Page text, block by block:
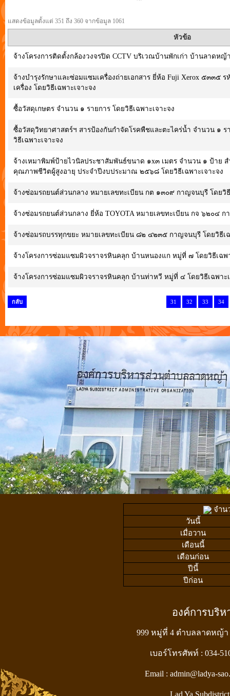
แสดงข้อมูลตั้งแต่ 351 ถึง 360 จากข้อมูล 1061
หัวข้อ
จ้างโครงการติดตั้งกล้องวงจรปิด CCTV บริเวณบ้านพักเก่า บ้านลาดหญ้
จ้างบำรุงรักษาและซ่อมแซมเครื่องถ่ายเอกสาร ยี่ห้อ Fuji Xerox ๕๓๓
เครื่อง โดยวิธีเฉพาะเจาะจง
ซื้อวัสดุเกษตร จำนวน ๑ รายการ โดยวิธีเฉพาะเจาะจง
ซื้อวัสดุวิทยาศาสตร์ฯ สารป้องกันกำจัดโรคพืชและตะไคร่น้ำ จำนวน ๑
วิธีเฉพาะเจาะจง
จ้างเหมาพิมพ์ป้ายไวนิลประชาสัมพันธ์ขนาด ๑x๓ เมตร จำนวน ๑ ป้าย
คุณภาพชีวิตผู้สูงอายุ ประจำปีงบประมาณ ๒๕๖๘ โดยวิธีเฉพาะเจาะจง
จ้างซ่อมรถยนต์ส่วนกลาง หมายเลขทะเบียน กต ๑๓๐๙ กาญจนบุรี โดยวิธี
จ้างซ่อมรถยนต์ส่วนกลาง ยี่ห้อ TOYOTA หมายเลขทะเบียน กจ ๖๒๐๔ ก
จ้างซ่อมรถบรรทุกขยะ หมายเลขทะเบียน ๘๒ ๔๒๓๕ กาญจนบุรี โดยวิธีเฉ
จ้างโครงการซ่อมแซมผิวจราจรหินคลุก บ้านหนองแก หมู่ที่ ๗ โดยวิธีเฉพ
จ้างโครงการซ่อมแซมผิวจราจรหินคลุก บ้านท่าหวี หมู่ที่ ๔ โดยวิธีเฉพาะ
กลับ 31 32 33 34
จำน
วันนี้
เมื่อวาน
เดือนนี้
เดือนก่อน
ปีนี้
ปีก่อน
องค์การบริ
999 หมู่ที่ 4 ตำบลลาดหญ้า
เบอร์โทรศัพท์ : 034-
Email : admin@ladya-
Lad Ya